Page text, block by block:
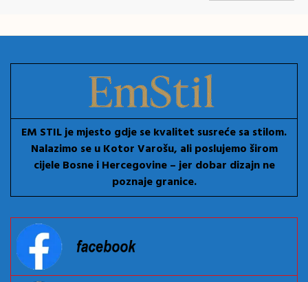
EM STIL je mjesto gdje se kvalitet susreće sa stilom.
Nalazimo se u Kotor Varošu, ali poslujemo širom
cijele Bosne i Hercegovine – jer dobar dizajn ne
poznaje granice.